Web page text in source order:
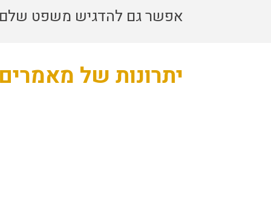
אפשר גם להדגיש משפט
יתרונות של